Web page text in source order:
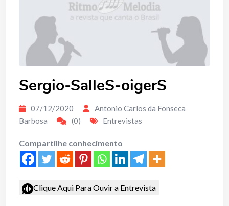
Sergio-SalleS-oigerS
07/12/2020
Antonio Carlos da Fonseca
Barbosa
(0) Entrevistas
Compartilhe conhecimento
Clique Aqui Para Ouvir a Entrevista